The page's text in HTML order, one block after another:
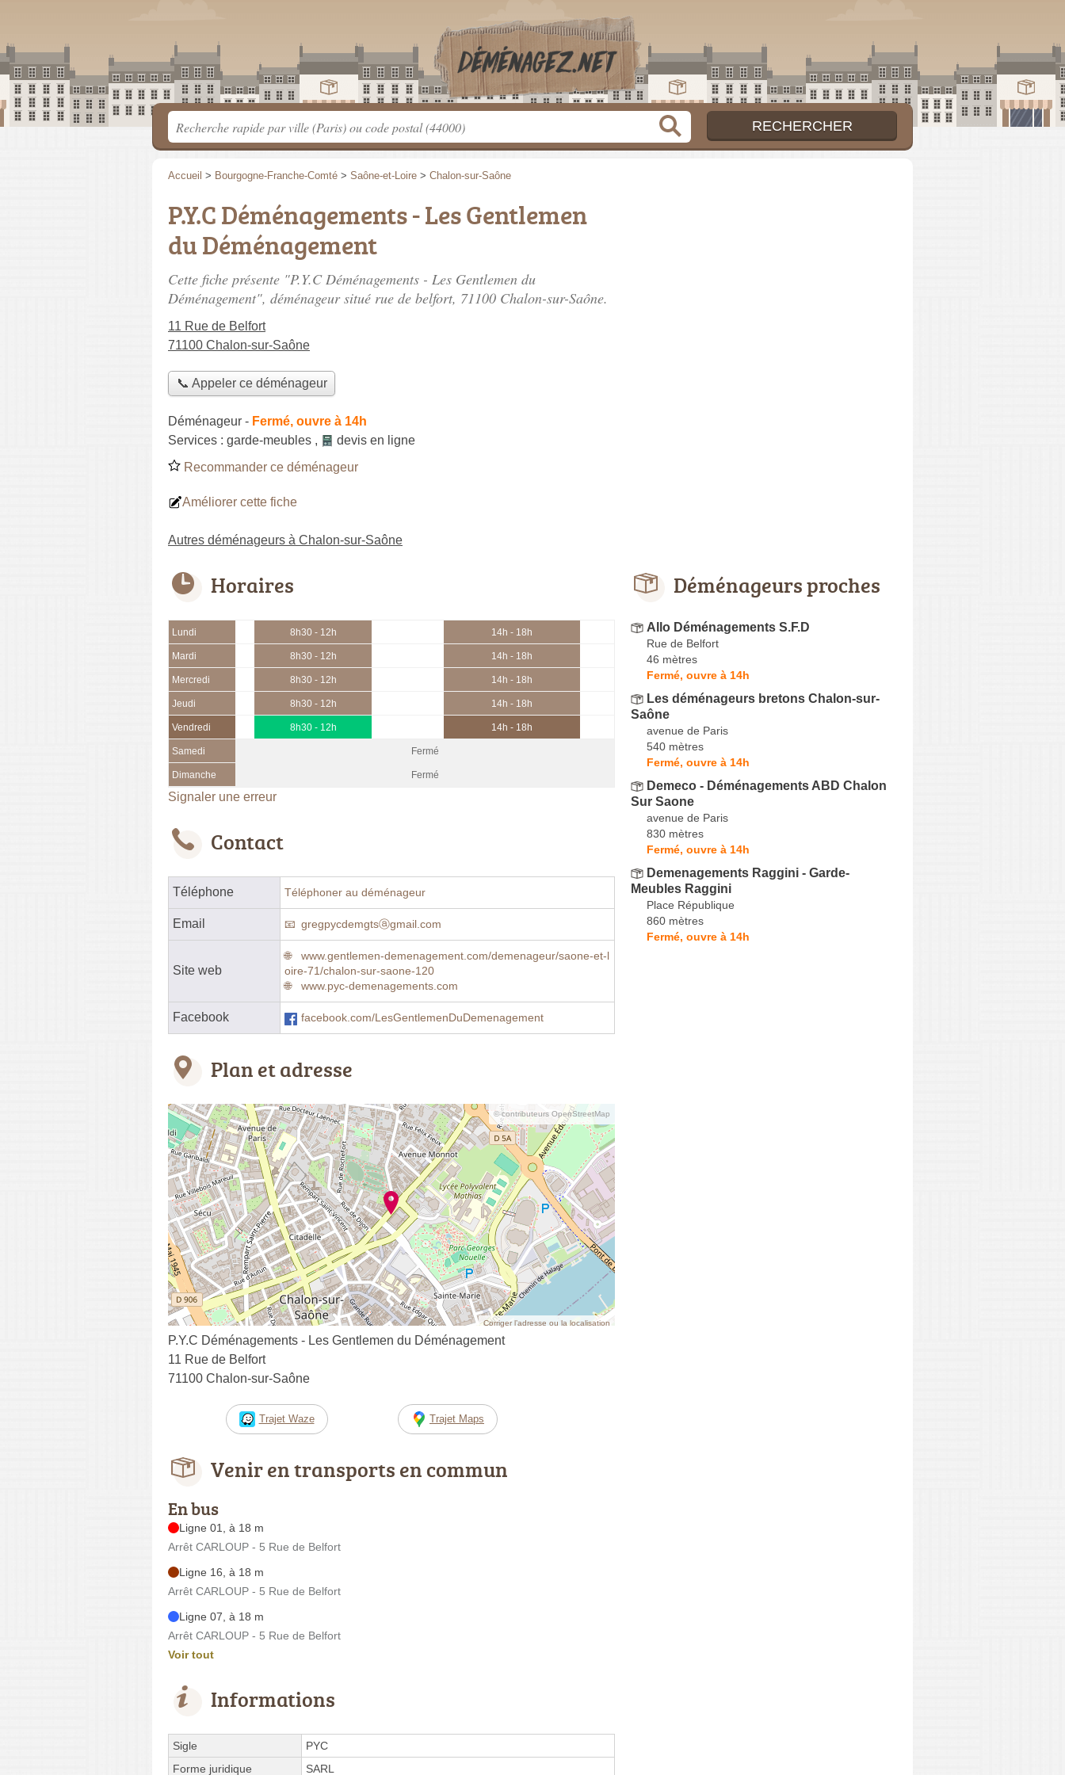
Accueil > Bourgogne-Franche-Comté > Saône-et-Loire > Chalon-sur-Saône
P.Y.C Déménagements - Les Gentlemen
du Déménagement
Cette fiche présente "P.Y.C Déménagements - Les Gentlemen du
Déménagement", déménageur situé rue de belfort, 71100 Chalon-sur-Saône.
11 Rue de Belfort
71100 Chalon-sur-Saône
📞 Appeler ce déménageur
Déménageur - Fermé, ouvre à 14h
Services : garde-meubles ,
devis en ligne
Recommander ce déménageur
Améliorer cette fiche
Autres déménageurs à Chalon-sur-Saône
Horaires
Lundi 8h30 - 12h 14h - 18h
Mardi 8h30 - 12h 14h - 18h
Mercredi 8h30 - 12h 14h - 18h
Jeudi 8h30 - 12h 14h - 18h
Vendredi 8h30 - 12h 14h - 18h
Samedi Fermé
Dimanche Fermé
Signaler une erreur
Contact
Téléphone Téléphoner au déménageur
Email gregpycdemgtsⓐgmail.com
Site web
www.gentlemen-demenagement.com/demenageur/saone-et-l
oire-71/chalon-sur-saone-120
www.pyc-demenagements.com
Facebook facebook.com/LesGentlemenDuDemenagement
Plan et adresse
© contributeurs OpenStreetMap
Corriger l’adresse ou la localisation
P.Y.C Déménagements - Les Gentlemen du Déménagement
11 Rue de Belfort
71100 Chalon-sur-Saône
Trajet Waze Trajet Maps
Venir en transports en commun
En bus
Ligne 01, à 18 m
Arrêt CARLOUP - 5 Rue de Belfort
Ligne 16, à 18 m
Arrêt CARLOUP - 5 Rue de Belfort
Ligne 07, à 18 m
Arrêt CARLOUP - 5 Rue de Belfort
Voir tout
Informations
Sigle
PYC
Forme juridique
SARL
Déménageurs proches
Allo Déménagements S.F.D
Rue de Belfort
46 mètres
Fermé, ouvre à 14h
Les déménageurs bretons Chalon-sur-
Saône
avenue de Paris
540 mètres
Fermé, ouvre à 14h
Demeco - Déménagements ABD Chalon
Sur Saone
avenue de Paris
830 mètres
Fermé, ouvre à 14h
Demenagements Raggini - Garde-
Meubles Raggini
Place République
860 mètres
Fermé, ouvre à 14h